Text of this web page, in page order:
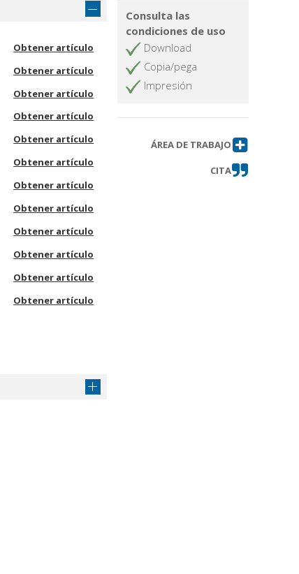
Obtener artículo
Obtener artículo
Obtener artículo
Obtener artículo
Obtener artículo
Obtener artículo
Obtener artículo
Obtener artículo
Obtener artículo
Obtener artículo
Obtener artículo
Obtener artículo
Consulta las
condiciones de uso
Download
Copia/pega
Impresión
ÁREA DE TRABAJO
CITA